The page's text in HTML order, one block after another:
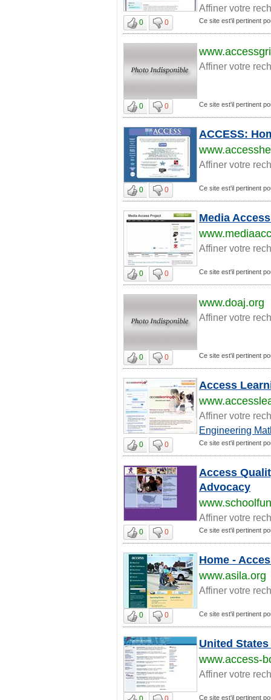
Affiner votre
0 0 Ce site est'il pertinent
Affiner votre
0 0 Ce site est'il pertinent
ACCESS:
Affiner votre
0 0 Ce site est'il pertinent
Media
Affiner votre
0 0 Ce site est'il pertinent
www.doaj.org
Affiner votre
0 0 Ce site est'il pertinent
Access
Affiner votre
Engineering
0 0 Ce site est'il pertinent
Access
Advocacy
Affiner votre
0 0 Ce site est'il pertinent
Home -
www.asila.org
Affiner votre
0 0 Ce site est'il pertinent
United
www.access-
Affiner votre
Ce site est'il pertinent